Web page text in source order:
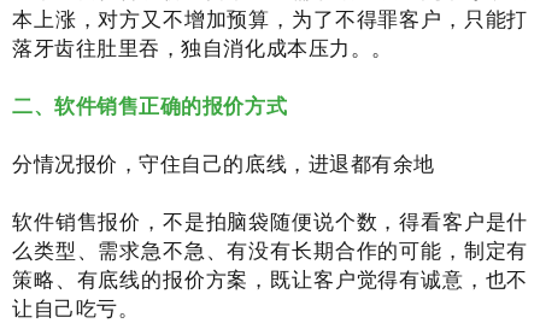
本上涨，对方又不增加预算，为了不得罪客户，只能打
落牙齿往肚里吞，独自消化成本压力。。
二、软件销售正确的报价方式
分情况报价，守住自己的底线，进退都有余地
软件销售报价，不是拍脑袋随便说个数，得看客户是什
么类型、需求急不急、有没有长期合作的可能，制定有
策略、有底线的报价方案，既让客户觉得有诚意，也不
让自己吃亏。